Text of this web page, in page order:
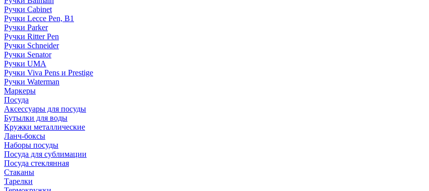
Ручки Cabinet
Ручки Lecce Pen, B1
Ручки Parker
Ручки Ritter Pen
Ручки Schneider
Ручки Senator
Ручки UMA
Ручки Viva Pens и Prestige
Ручки Waterman
Маркеры
Посуда
Аксессуары для посуды
Бутылки для воды
Кружки металлические
Ланч-боксы
Наборы посуды
Посуда для сублимации
Посуда стеклянная
Стаканы
Тарелки